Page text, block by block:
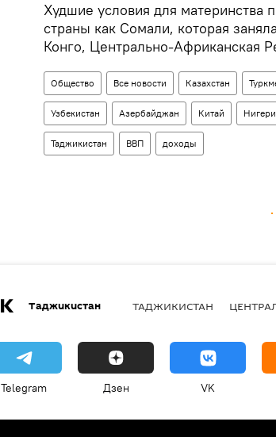
Худшие условия для материнства
страны как Сомали, которая
Конго, Центрально-Африканская
Общество Все новости Казахстан
Узбекистан Азербайджан Китай
Таджикистан ВВП доходы
Таджикистан ТАДЖИКИСТАН
Telegram Дзен VK